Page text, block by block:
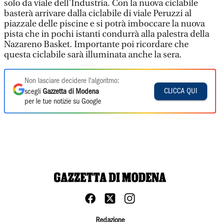
solo da viale dell’Industria. Con la nuova ciclabile
basterà arrivare dalla ciclabile di viale Peruzzi al
piazzale delle piscine e si potrà imboccare la nuova
pista che in pochi istanti condurrà alla palestra della
Nazareno Basket. Importante poi ricordare che
questa ciclabile sarà illuminata anche la sera.
Non lasciare decidere l'algoritmo:
scegli Gazzetta di Modena
per le tue notizie su Google
CLICCA QUI
Redazione